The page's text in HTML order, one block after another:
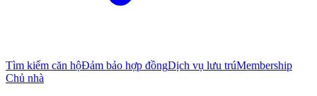
Tìm kiếm căn hộĐảm bảo hợp đồngDịch vụ lưu trúMembership
Chủ nhà